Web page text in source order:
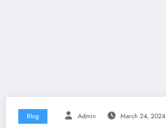
Blog Admin March 24, 2024